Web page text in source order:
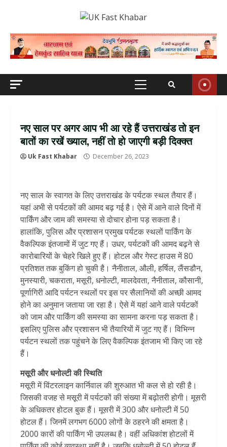
Primary
नए साल पर अगर आप भी आ रहे हैं उत्तराखंड तो इन
बातों का रखें ख्याल, नहीं तो हो जाएगी बड़ी दिक्क्त
Uk Fast Khabar December 26, 2023
नए साल के स्वागत के लिए उत्तराखंड के पर्यटक स्थल तैयार हैं।
यहां अभी से पर्यटकों की आमद बढ़ गई है। ऐसे में आने वाले दिनों में
पार्किंग और जाम की समस्या से दोचार होना पड़ सकता है।
हालांकि, पुलिस और प्रशासन प्रमुख पर्यटक स्थलों पार्किंग के
वैकल्पिक इंतजामों में जुट गए हैं। उधर, पर्यटकों की आमद बढ़ने से
कारोबारियों के चेहरे खिले हुए हैं। होटल और गेस्ट हाउस में 80
प्रतिशत तक बुकिंग हो चुकी है। नैनीताल, औली, हर्षिल, लैंसडौन,
मुनस्यारी, चकराता, मसूरी, धनोल्टी, मालदेवता, नैनीताल, कौसानी,
पूर्णागिरी आदि पर्यटन स्थलों पर इस पर सैलानियों की अच्छी आमद
होने का अनुमान जताया जा रहा है। ऐसे में यहां आने वाले पर्यटकों
को जाम और पार्किंग की समस्या का सामना करना पड़ सकता है।
इसलिए पुलिस और प्रशासन भी तैयारियों में जुट गए हैं। विभिन्न
पर्यटन स्थलों तक पहुंचने के लिए वैकल्पिक इंतजाम भी किए जा रहे
हैं।
मसूरी और धनोल्टी की स्थिति
मसूरी में विंटरलाइन कार्निवाल की शुरुआत भी कल से हो रही है।
जिसकी वजह से मसूरी में पर्यटकों की संख्या में बढ़ोतरी होगी। मूसरी
के अधिकतर होटल बुक हैं। मूसरी में 300 और धनोल्टी में 50
होटल हैं। जिनमें लगभग 6000 लोगों के ठहरने की क्षमता है।
2000 कारों की पार्किंग भी उपलब्ध है। वहीं अधिकांश होटलों में